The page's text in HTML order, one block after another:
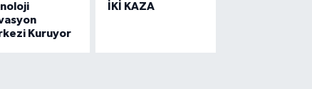
Kuruyor
İKİ KAZA